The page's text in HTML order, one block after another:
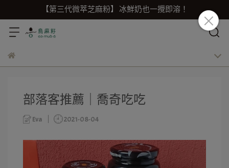
【第三代微萃芝麻粉】 冰鮮奶也一攪即溶！
部落客推薦｜喬奇吃吃
Eva 2021-08-04